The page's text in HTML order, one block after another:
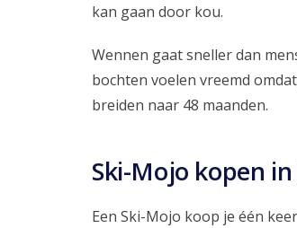
kan gaan door kou.
Wennen gaat sneller dan
bochten voelen vreemd
breiden naar 48 maanden.
Ski-Mojo kopen
Een Ski-Mojo koop je één